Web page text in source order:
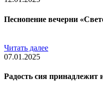
Песнопение вечерни
Читать далее
07.01.2025
Радость сия принадлежит